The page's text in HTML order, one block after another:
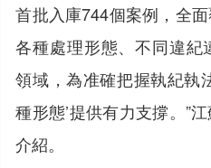
首批入庫744個案例，全面
各種處理形態、不同違
領域，為准確把握執紀執
種形態’提供有力支撐。”
介紹。